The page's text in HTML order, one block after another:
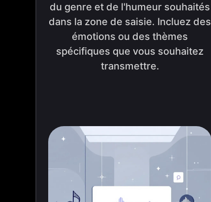
du genre et de l'humeur souhaités
dans la zone de saisie. Incluez des
émotions ou des thèmes
spécifiques que vous souhaitez
transmettre.